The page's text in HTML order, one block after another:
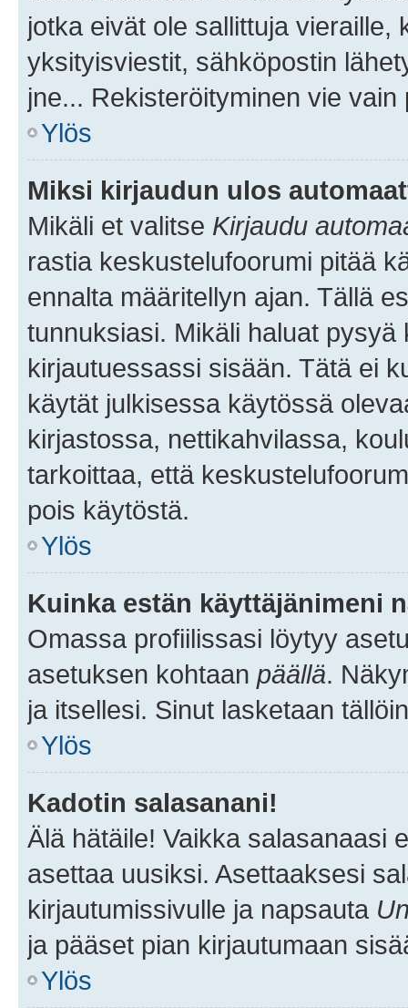
jotka eivät ole sallittuja vieraille,
yksityisviestit, sähköpostin
jne... Rekisteröityminen vie
Ylös
Miksi kirjaudun ulos
Mikäli et valitse Kirjaudu
rastia keskustelufoorumi pitää
ennalta määritellyn ajan. Tällä
tunnuksiasi. Mikäli haluat
kirjautuessassi sisään. Tätä ei
käytät julkisessa käytössä
kirjastossa, nettikahvilassa,
tarkoittaa, että
pois käytöstä.
Ylös
Kuinka estän käyttäjänimeni
Omassa profiilissasi löytyy
asetuksen kohtaan päällä.
ja itsellesi. Sinut lasketaan
Ylös
Kadotin salasanani!
Älä hätäile! Vaikka salasanaasi
asettaa uusiksi. Asettaaksesi
kirjautumissivulle ja napsauta
ja pääset pian kirjautumaan
Ylös